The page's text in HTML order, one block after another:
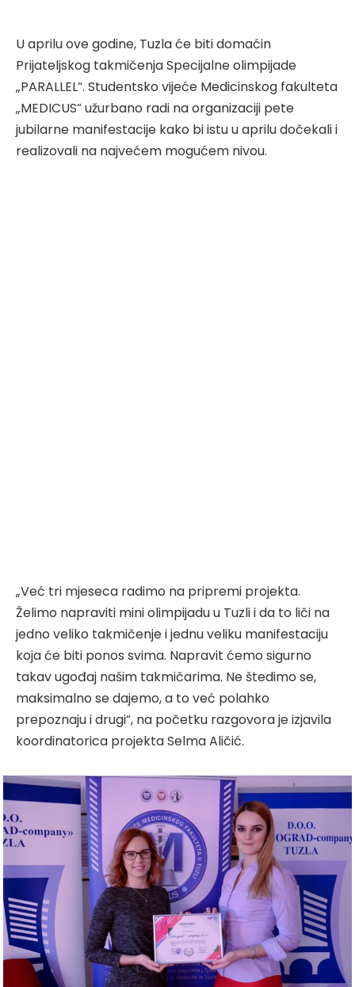
U aprilu ove godine, Tuzla će biti domaćin
Prijateljskog takmičenja Specijalne olimpijade
„PARALLEL“. Studentsko vijeće Medicinskog fakulteta
„MEDICUS“ užurbano radi na organizaciji pete
jubilarne manifestacije kako bi istu u aprilu dočekali i
realizovali na najvećem mogućem nivou.
„Već tri mjeseca radimo na pripremi projekta.
Želimo napraviti mini olimpijadu u Tuzli i da to liči na
jedno veliko takmičenje i jednu veliku manifestaciju
koja će biti ponos svima. Napravit ćemo sigurno
takav ugođaj našim takmičarima. Ne štedimo se,
maksimalno se dajemo, a to već polahko
prepoznaju i drugi“, na početku razgovora je izjavila
koordinatorica projekta Selma Aličić.